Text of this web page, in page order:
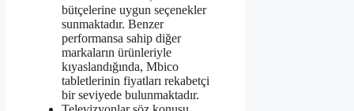
bütçelerine uygun seçenekler
sunmaktadır. Benzer
performansa sahip diğer
markaların ürünleriyle
kıyaslandığında, Mbico
tabletlerinin fiyatları rekabetçi
bir seviyede bulunmaktadır.